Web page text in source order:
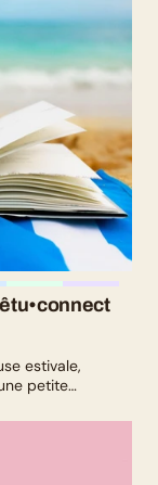
estivale,